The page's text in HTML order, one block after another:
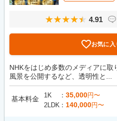
4.91
お気に入
NHKをはじめ多数のメディアに
風景を公開するなど、透明性と...
基本料金 1K 35,000円〜
2LDK
140,000円〜